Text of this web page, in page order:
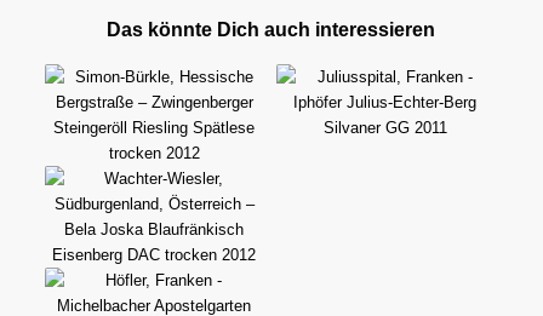
Das könnte Dich auch interessieren